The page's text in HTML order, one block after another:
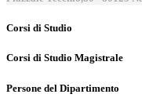
Corsi di Studio
Corsi di Studio Magistrale
Persone del Dipartimento